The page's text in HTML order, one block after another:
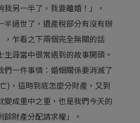
我另一半了，我要離婚！」，
半過世了，遺產稅部分有沒有辦
，乍看之下兩個完全無關的話
生涯當中很常遇到的故事開頭。
們一件事情：婚姻關係要消滅了
)，這時到底怎麼分財產，又到
變成重中之重，也是我們今天的
餘財產分配請求權」。